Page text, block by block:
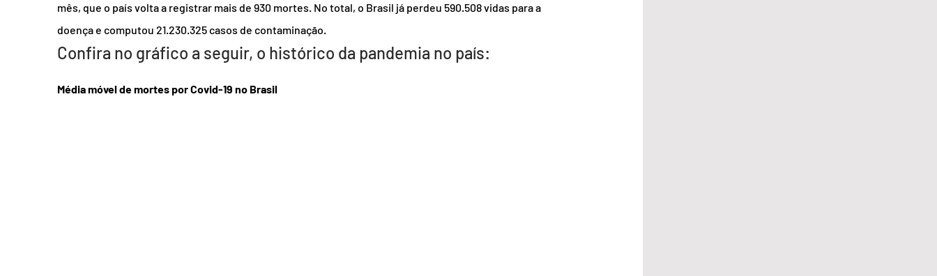
mês, que o país volta a registrar mais de 930 mortes. No total, o Brasil já perdeu 590.508 vidas para a
doença e computou 21.230.325 casos de contaminação.
Confira no gráfico a seguir, o histórico da pandemia no país:
Média móvel de mortes por Covid-19 no Brasil